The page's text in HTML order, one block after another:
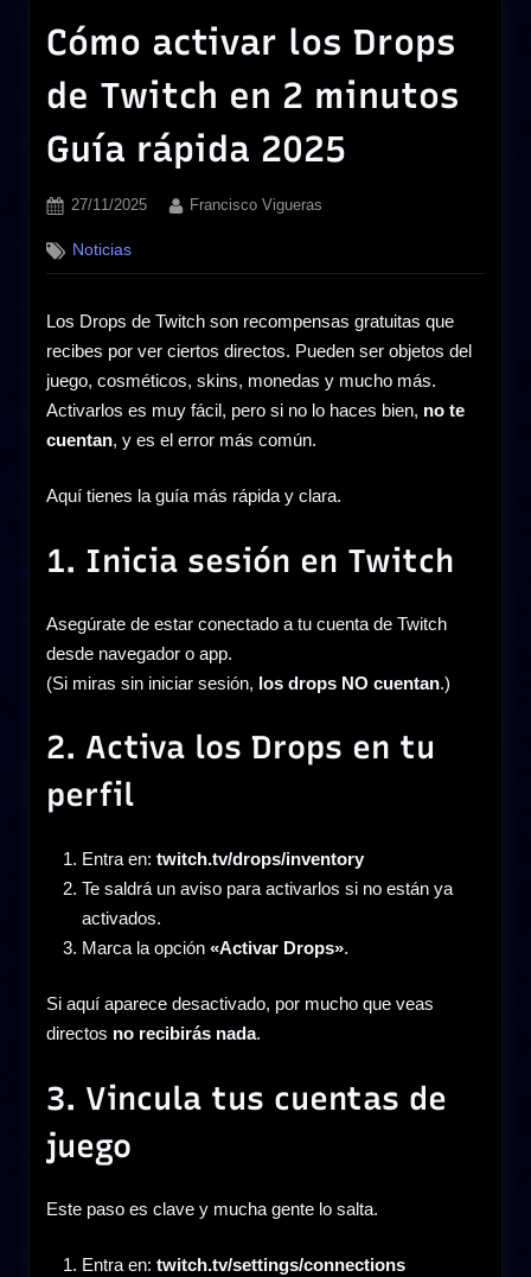
Cómo activar los Drops
de Twitch en 2 minutos
Guía rápida 2025
Posted
27/11/2025 By
Francisco Vigueras
Noticias
Los Drops de Twitch son recompensas gratuitas que
recibes por ver ciertos directos. Pueden ser objetos del
juego, cosméticos, skins, monedas y mucho más.
Activarlos es muy fácil, pero si no lo haces bien, no te
cuentan, y es el error más común.
Aquí tienes la guía más rápida y clara.
1. Inicia sesión en Twitch
Asegúrate de estar conectado a tu cuenta de Twitch
desde navegador o app.
(Si miras sin iniciar sesión, los drops NO cuentan.)
2. Activa los Drops en tu
perfil
Entra en: twitch.tv/drops/inventory
Te saldrá un aviso para activarlos si no están ya
activados.
Marca la opción «Activar Drops».
Si aquí aparece desactivado, por mucho que veas
directos no recibirás nada.
3. Vincula tus cuentas de
juego
Este paso es clave y mucha gente lo salta.
Entra en: twitch.tv/settings/connections